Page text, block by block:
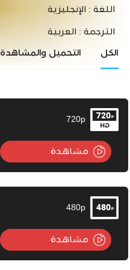
اللغة : الإنجليزية
الترجمة : العربية
الكل التحميل والمشاهدة
720p
مشاهدة
480p
مشاهدة